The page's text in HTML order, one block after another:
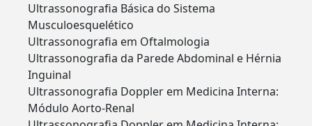
Ultrassonografia Básica do Sistema
Musculoesquelético
Ultrassonografia em Oftalmologia
Ultrassonografia da Parede Abdominal e Hérnia
Inguinal
Ultrassonografia Doppler em Medicina Interna:
Módulo Aorto-Renal